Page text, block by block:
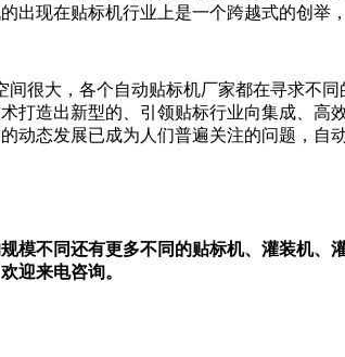
出现在贴标机行业上是一个跨越式的创举
间很大，各个自动贴标机厂家都在寻求不
打造出新型的、引领贴标行业向集成、
动态发展已成为人们普遍关注的问题，自
模不同还有更多不同的贴标机、灌装机
迎来电咨询。